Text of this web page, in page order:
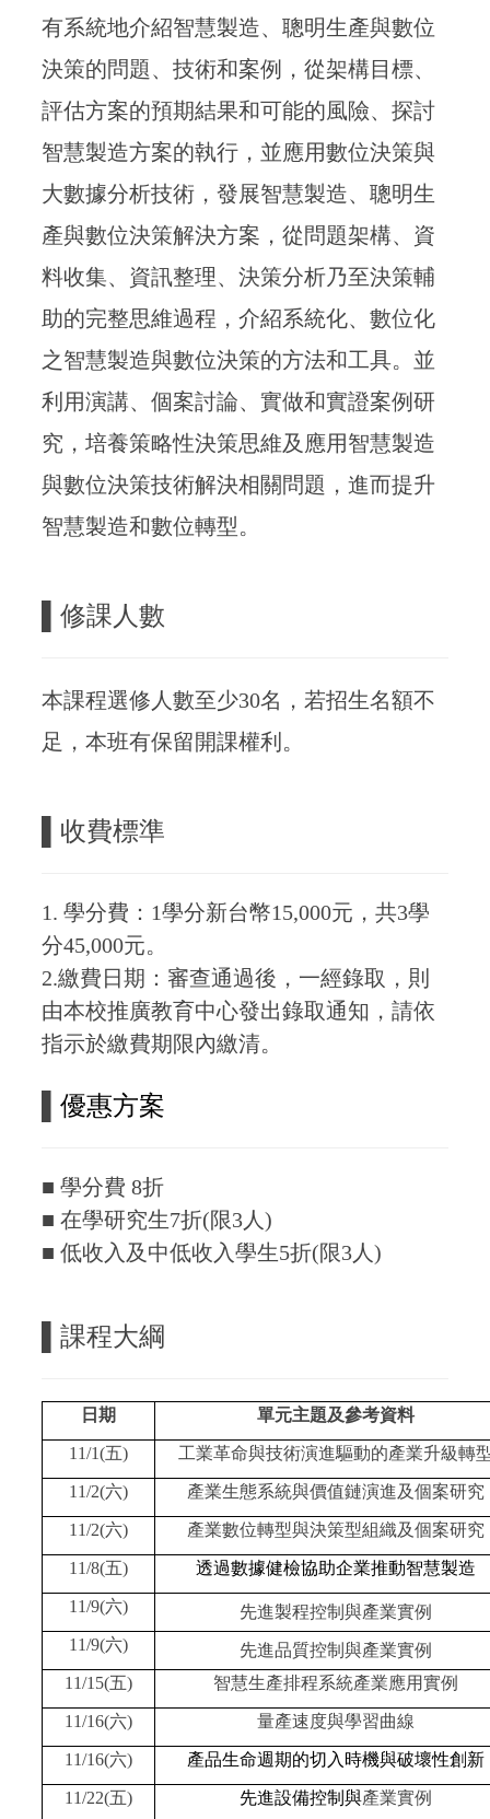
有系統地介紹智慧製造、聰明生產與數位
決策的問題、技術和案例，從架構目標、
評估方案的預期結果和可能的風險、探討
智慧製造方案的執行，並應用數位決策與
大數據分析技術，發展智慧製造、聰明生
產與數位決策解決方案，從問題架構、資
料收集、資訊整理、決策分析乃至決策輔
助的完整思維過程，介紹系統化、數位化
之智慧製造與數位決策的方法和工具。並
利用演講、個案討論、實做和實證案例研
究，培養策略性決策思維及應用智慧製造
與數位決策技術解決相關問題，進而提升
智慧製造和數位轉型。
修課人數
本課程選修人數至少30名，若招生名額不
足，本班有保留開課權利。
收費標準
1. 學分費：1學分新台幣15,000元，共3學
分45,000元。
2.繳費日期：審查通過後，一經錄取，則
由本校推廣教育中心發出錄取通知，請依
指示於繳費期限內繳清。
優惠方案
■ 學分費 8折
■ 在學研究生7折(限3人)
■ 低收入及中低收入學生5折(限3人)
課程大綱
日期 單元主題及參考資料
11/1(五) 工業革命與技術演進驅動的產業升級轉
11/2(六) 產業生態系統與價值鏈演進及個案研究
11/2(六) 產業數位轉型與決策型組織及個案研究
11/8(五) 透過數據健檢協助企業推動智慧製造
11/9(六)
先進製程控制與產業實例
11/9(六)
先進品質控制與產業實例
11/15(五)
智慧生產排程系統產業應用實例
11/16(六) 量產速度與學習曲線
11/16(六) 產品生命週期的切入時機與破壞性創新
11/22(五) 先進設備控制與產業實例